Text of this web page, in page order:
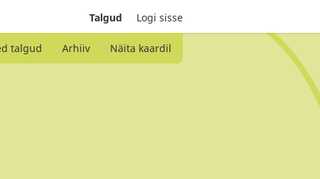
Talgud Logi sisse
talgud Arhiiv Näita kaardil